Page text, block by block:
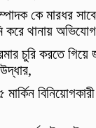
কে মারধর
করে থানায়
চুরি করতে
বিনিয়োগকারী